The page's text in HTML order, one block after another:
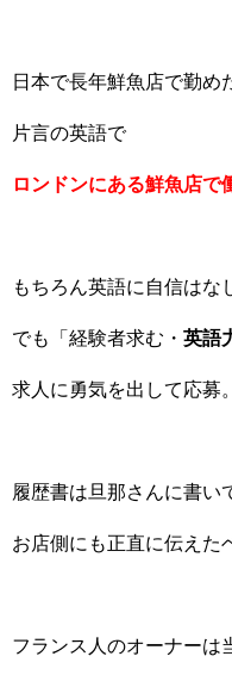
日本で長年鮮魚店で勤め
片言の英語で
ロンドンにある鮮魚店で
もちろん英語に自信はな
でも「経験者求む・ 英語
求人に勇気を出して応募。
履歴書は旦那さんに書い
お店側にも正直に伝えた
フランス人のオーナーは